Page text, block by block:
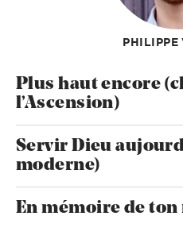
PHILIPPE
Plus haut encore
l’Ascension)
Servir Dieu
moderne)
En mémoire de ton